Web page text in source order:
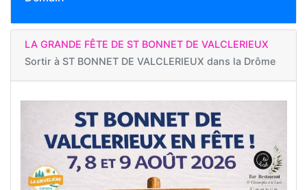
LA GRANDE FÊTE DE ST BONNET DE VALCLERIEUX
Sortir à ST BONNET DE VALCLERIEUX dans la Drôme